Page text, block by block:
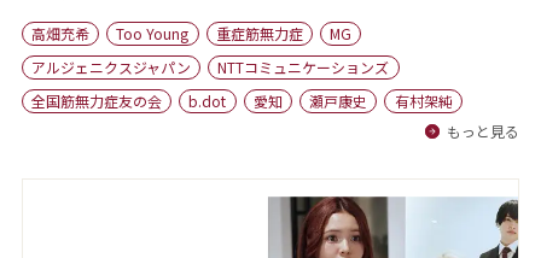
出版物
会社概要
高畑充希 Too Young 重症筋無力症
MG
アルジェニクスジャパン
NTTコミュニケーションズ
全国筋無力症友の会
b.dot 愛知 瀬戸康史
有村架純
もっと見る